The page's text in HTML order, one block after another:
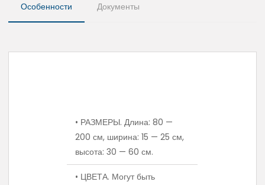
Особенности Документы
• РАЗМЕРЫ. Длина: 80 —
200 см, ширина: 15 — 25 см,
высота: 30 — 60 см.
• ЦВЕТА. Могут быть